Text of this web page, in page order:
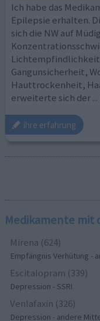
Ich habe das
Epilepsie erhalten.
sich die NW auf
Gangunsicherheit,
Hauttrockenheit,
erweiterte sich der
ihre erfahrung
Medikamente mit
Mirena (624)
Empfängnis Verhütung -
Escitalopram (339)
Depression - SSRI
Venlafaxin (326)
Depression - andere